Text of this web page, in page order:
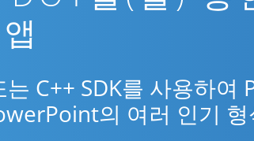
C++ SDK를 사용하여
의 여러 인기